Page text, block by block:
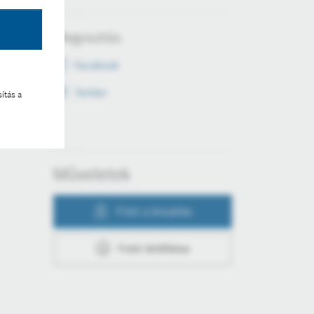
a
Megosztás
Facebook
Twitter
Műveletek
Fotó a kosárba
Fotó letöltése